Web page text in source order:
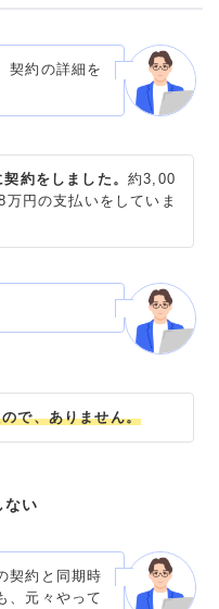
契約の詳細を
約をしました。 約3,00
円の支払いをしていま
で、ありません。
ない
契約と同期時
、元々やって